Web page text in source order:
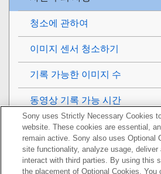
청소에 관하여
이미지 센서 청소하기
기록 가능한 이미지 수
동영상 기록 가능 시간
해외에서 배터리 충전기 사용하
AVCHD 형식
Sony uses Strictly Necessary Cookies
website. These cookies are essential,
remain active. Sony also uses Optional
site functionality, analyze usage, deliver
interact with third parties. By using this
the placement of Optional Cookies. You